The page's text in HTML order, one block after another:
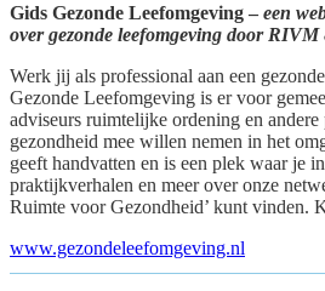
Gids Gezonde Leefomgeving – een
over gezonde leefomgeving door
Werk jij als professional aan een
Gezonde Leefomgeving is er voor
adviseurs ruimtelijke ordening en andere
gezondheid mee willen nemen in het
geeft handvatten en is een plek waar je
praktijkverhalen en meer over onze
Ruimte voor Gezondheid’ kunt vinden.
www.gezondeleefomgeving.nl